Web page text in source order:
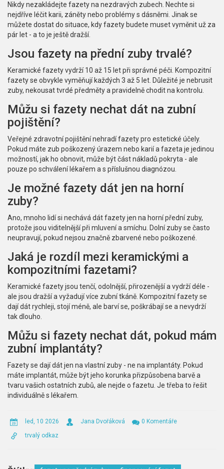
Nikdy nezakládejte fazety na nezdravých zubech. Nechte si
nejdříve léčit karii, záněty nebo problémy s dásněmi. Jinak se
můžete dostat do situace, kdy fazety budete muset vyměnit už za
pár let - a to je ještě dražší.
Jsou fazety na přední zuby trvalé?
Keramické fazety vydrží 10 až 15 let při správné péči. Kompozitní
fazety se obvykle vyměňují každých 3 až 5 let. Důležité je nebrusit
zuby, nekousat tvrdé předměty a pravidelně chodit na kontrolu.
Můžu si fazety nechat dát na zubní
pojištění?
Veřejné zdravotní pojištění nehradí fazety pro estetické účely.
Pokud máte zub poškozený úrazem nebo karií a fazeta je jedinou
možností, jak ho obnovit, může být část nákladů pokryta - ale
pouze po schválení lékařem a s příslušnou diagnózou.
Je možné fazety dát jen na horní
zuby?
Ano, mnoho lidí si nechává dát fazety jen na horní přední zuby,
protože jsou viditelnější při mluvení a smíchu. Dolní zuby se často
neupravují, pokud nejsou značně zbarvené nebo poškozené.
Jaká je rozdíl mezi keramickými a
kompozitními fazetami?
Keramické fazety jsou tenčí, odolnější, přirozenější a vydrží déle -
ale jsou dražší a vyžadují více zubní tkáně. Kompozitní fazety se
dají dát rychleji, stojí méně, ale barví se, poškrábají se a nevydrží
tak dlouho.
Můžu si fazety nechat dát, pokud mám
zubní implantáty?
Fazety se dají dát jen na vlastní zuby - ne na implantáty. Pokud
máte implantát, může být jeho korunka přizpůsobena barvě a
tvaru vašich ostatních zubů, ale nejde o fazetu. Je třeba to řešit
individuálně s lékařem.
led, 10 2026 Jana Dvořáková
0 Komentáře
trvalý odkaz